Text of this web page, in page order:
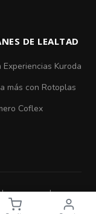
DE LEALTAD
Experiencias Kuroda
más con Rotoplas
Coflex
reservados.